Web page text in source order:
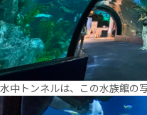
水中トンネルは、この水族館の